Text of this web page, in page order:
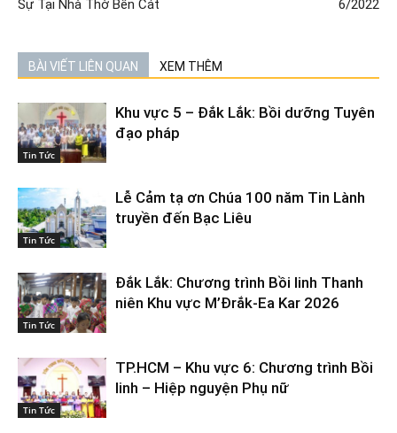
Sự Tại Nhà Thờ Bến Cát 6/2022
BÀI VIẾT LIÊN QUAN XEM THÊM
Tin Tức
Khu vực 5 – Đắk Lắk: Bồi dưỡng Tuyên
đạo pháp
Tin Tức
Lễ Cảm tạ ơn Chúa 100 năm Tin Lành
truyền đến Bạc Liêu
Tin Tức
Đắk Lắk: Chương trình Bồi linh Thanh
niên Khu vực M’Đrắk-Ea Kar 2026
Tin Tức
TP.HCM – Khu vực 6: Chương trình Bồi
linh – Hiệp nguyện Phụ nữ